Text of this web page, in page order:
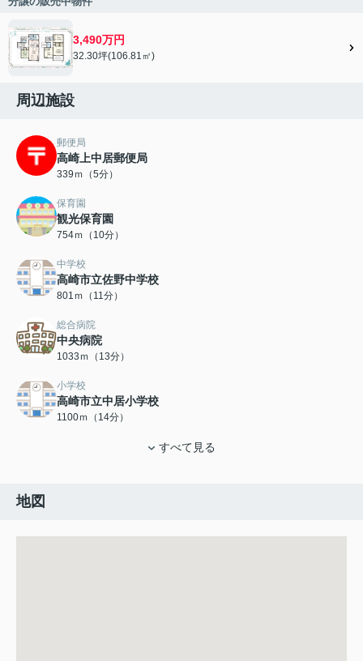
3,490万円
32.30坪(106.81㎡)
周辺施設
郵便局
高崎上中居郵便局
339ｍ（5分）
保育園
観光保育園
754ｍ（10分）
中学校
高崎市立佐野中学校
801ｍ（11分）
総合病院
中央病院
1033ｍ（13分）
小学校
高崎市立中居小学校
1100ｍ（14分）
すべて見る
地図